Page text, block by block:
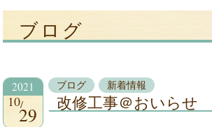
ブログ
2021
10
29
ブログ 新着情報
改修工事＠おいらせ